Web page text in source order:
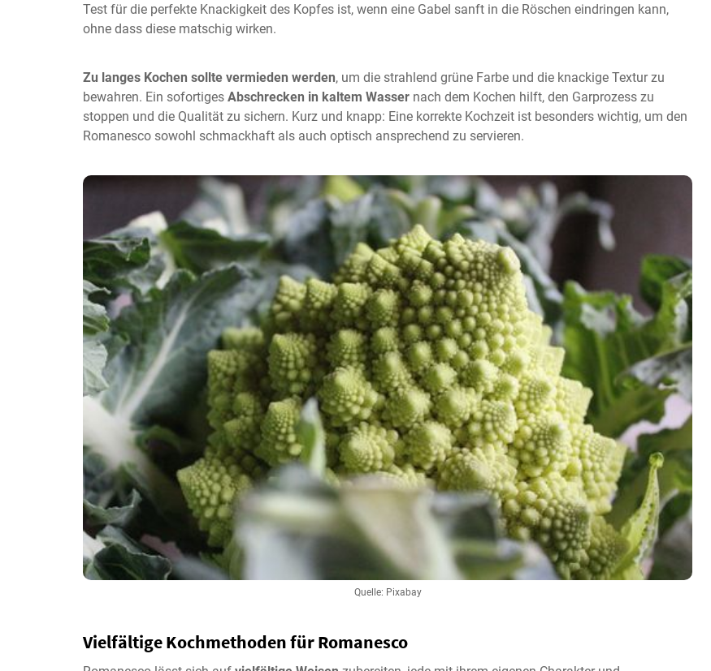
Test für die perfekte Knackigkeit des Kopfes ist, wenn eine Gabel sanft in die Röschen eindringen kann,
ohne dass diese matschig wirken.
Zu langes Kochen sollte vermieden werden, um die strahlend grüne Farbe und die knackige Textur zu
bewahren. Ein sofortiges Abschrecken in kaltem Wasser nach dem Kochen hilft, den Garprozess zu
stoppen und die Qualität zu sichern. Kurz und knapp: Eine korrekte Kochzeit ist besonders wichtig, um den
Romanesco sowohl schmackhaft als auch optisch ansprechend zu servieren.
Quelle: Pixabay
Vielfältige Kochmethoden für Romanesco